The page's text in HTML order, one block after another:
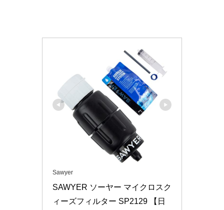
Sawyer
SAWYER ソーヤー マイクロスク
ィーズフィルター SP2129 【日